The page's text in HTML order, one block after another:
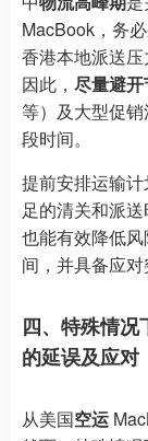
MacBook，务
香港本地派送压
因此， 尽量避开
等）及大型促
段时间。
提前安排运输
足的清关和派
也能有效降低
间，并具备应对
四、特殊情
的延误及应对
从美国空运